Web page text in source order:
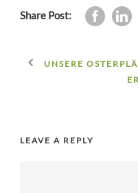
Share Post:
UNSERE
LEAVE A REPLY